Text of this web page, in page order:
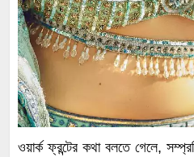
ওয়ার্ক ফ্রন্টের কথা বলতে গেলে,